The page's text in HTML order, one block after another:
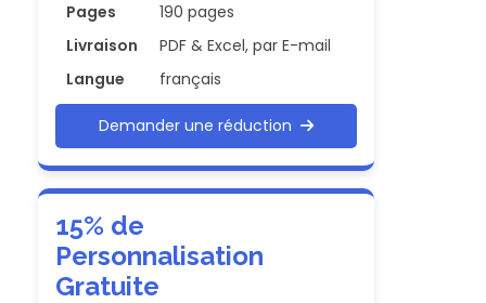
Pages
190 pages
Livraison
PDF & Excel, par E-mail
Langue
français
Demander une réduction
15% de
Personnalisation
Gratuite